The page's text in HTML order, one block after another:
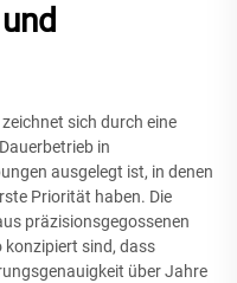
sich durch eine
in
ausgelegt ist, in denen
Priorität haben. Die
präzisionsgegossenen
konzipiert sind, dass
über Jahre